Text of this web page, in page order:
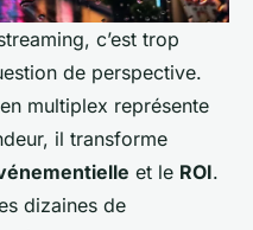
c’est trop
de perspective.
multiplex représente
il transforme
et le ROI.
dizaines de